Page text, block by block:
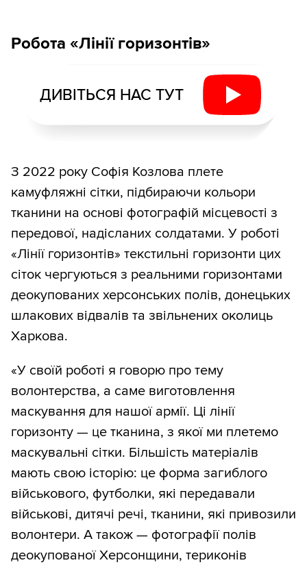
Робота «Лінії горизонтів»
ДИВІТЬСЯ НАС ТУТ
З 2022 року Софія Козлова плете
камуфляжні сітки, підбираючи кольори
тканини на основі фотографій місцевості з
передової, надісланих солдатами. У роботі
«Лінії горизонтів» текстильні горизонти цих
сіток чергуються з реальними горизонтами
деокупованих херсонських полів, донецьких
шлакових відвалів та звільнених околиць
Харкова.
«У своїй роботі я говорю про тему
волонтерства, а саме виготовлення
маскування для нашої армії. Ці лінії
горизонту — це тканина, з якої ми плетемо
маскувальні сітки. Більшість матеріалів
мають свою історію: це форма загиблого
військового, футболки, які передавали
військові, дитячі речі, тканини, які привозили
волонтери. А також — фотографії полів
деокупованої Херсонщини, териконів